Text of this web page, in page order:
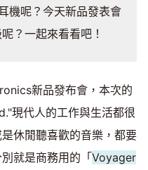
機呢？今天新品發表會
？一起來看看吧！
新品發布會，本次的
現代人的工作與生活都很
休閒聽喜歡的音樂，都要
就是商務用的「Voyager